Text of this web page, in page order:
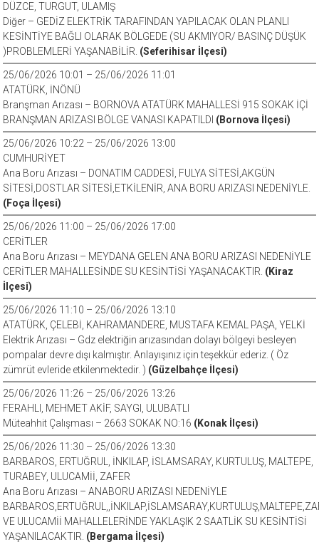
DÜZCE, TURGUT, ULAMIŞ
Diğer – GEDİZ ELEKTRİK TARAFINDAN YAPILACAK OLAN PLANLI
KESİNTİYE BAĞLI OLARAK BÖLGEDE (SU AKMIYOR/ BASINÇ DÜŞÜK
)PROBLEMLERİ YAŞANABİLİR. (Seferihisar İlçesi)
25/06/2026 10:01 – 25/06/2026 11:01
ATATÜRK, İNÖNÜ
Branşman Arızası – BORNOVA ATATÜRK MAHALLESİ 915 SOKAK İÇİ
BRANŞMAN ARIZASI BÖLGE VANASI KAPATILDI (Bornova İlçesi)
25/06/2026 10:22 – 25/06/2026 13:00
CUMHURİYET
Ana Boru Arızası – DONATIM CADDESİ, FULYA SİTESİ,AKGÜN
SİTESİ,DOSTLAR SİTESİ,ETKİLENİR, ANA BORU ARIZASI NEDENİYLE.
(Foça İlçesi)
25/06/2026 11:00 – 25/06/2026 17:00
CERİTLER
Ana Boru Arızası – MEYDANA GELEN ANA BORU ARIZASI NEDENİYLE
CERİTLER MAHALLESİNDE SU KESİNTİSİ YAŞANACAKTIR. (Kiraz
İlçesi)
25/06/2026 11:10 – 25/06/2026 13:10
ATATÜRK, ÇELEBİ, KAHRAMANDERE, MUSTAFA KEMAL PAŞA, YELKİ
Elektrik Arızası – Gdz elektriğin arızasından dolayı bölgeyi besleyen
pompalar devre dışı kalmıştır. Anlayışınız için teşekkür ederiz. ( Öz
zümrüt evleride etkilenmektedir. ) (Güzelbahçe İlçesi)
25/06/2026 11:26 – 25/06/2026 13:26
FERAHLI, MEHMET AKİF, SAYGI, ULUBATLI
Müteahhit Çalışması – 2663 SOKAK NO:16 (Konak İlçesi)
25/06/2026 11:30 – 25/06/2026 13:30
BARBAROS, ERTUĞRUL, İNKILAP, İSLAMSARAY, KURTULUŞ, MALTEPE,
TURABEY, ULUCAMİİ, ZAFER
Ana Boru Arızası – ANABORU ARIZASI NEDENİYLE
VE ULUCAMİİ MAHALLELERİNDE YAKLAŞIK 2 SAATLİK SU KESİNTİSİ
YAŞANILACAKTIR. (Bergama İlçesi)